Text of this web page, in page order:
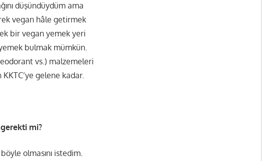
düşündüydüm ama
vegan hâle getirmek
bir vegan yemek yeri
bulmak mümkün.
vs.) malzemeleri
gelene kadar.
mi?
olmasını istedim.